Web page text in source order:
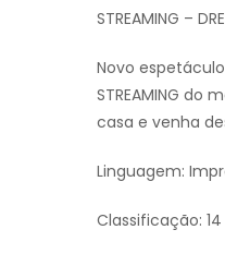
STREAMING –
Novo
STREAMING
casa e venha
Linguagem:
Classificação: